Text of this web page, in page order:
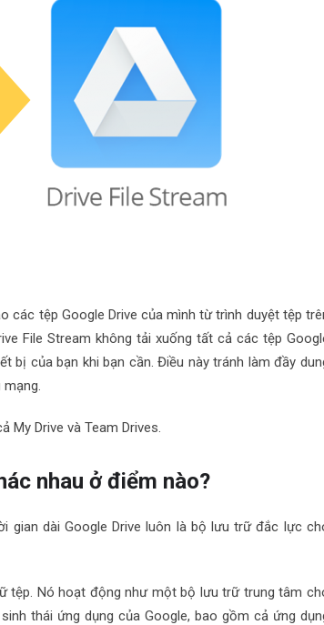
các tệp Google Drive của mình từ trình duyệt tệp
File Stream không tải xuống tất cả các tệp
bị của bạn khi bạn cần. Điều này tránh làm đầy
My Drive và Team Drives.
nhau ở điểm nào?
gian dài Google Drive luôn là bộ lưu trữ đắc lực
tệp. Nó hoạt động như một bộ lưu trữ trung tâm
thái ứng dụng của Google, bao gồm cả ứng